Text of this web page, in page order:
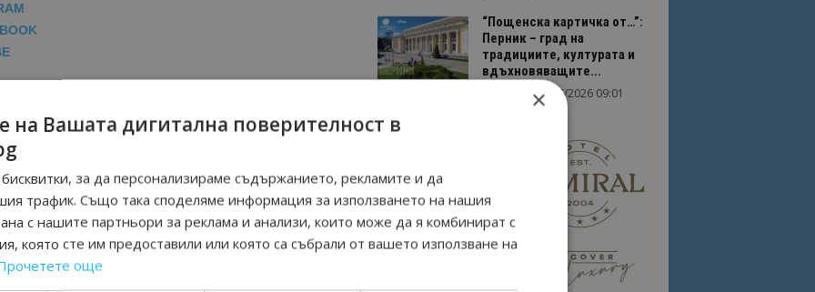
“Пощенска картичка от…”:
Перник – град на
традициите, културата и
вдъхновяващите...
17/06/2026 09:01
×
на Вашата дигитална поверителност в
за да персонализираме съдържанието, рекламите и да
трафик. Също така споделяме информация за използването на нашия
с нашите партньори за реклама и анализи, които може да я комбинират с
която сте им предоставили или която са събрали от вашето използване на
още